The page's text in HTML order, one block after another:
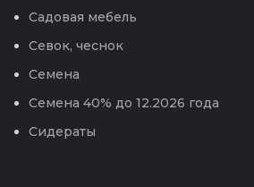
Садовая мебель
Севок, чеснок
Семена
Семена 40% до 12.2026 года
Сидераты